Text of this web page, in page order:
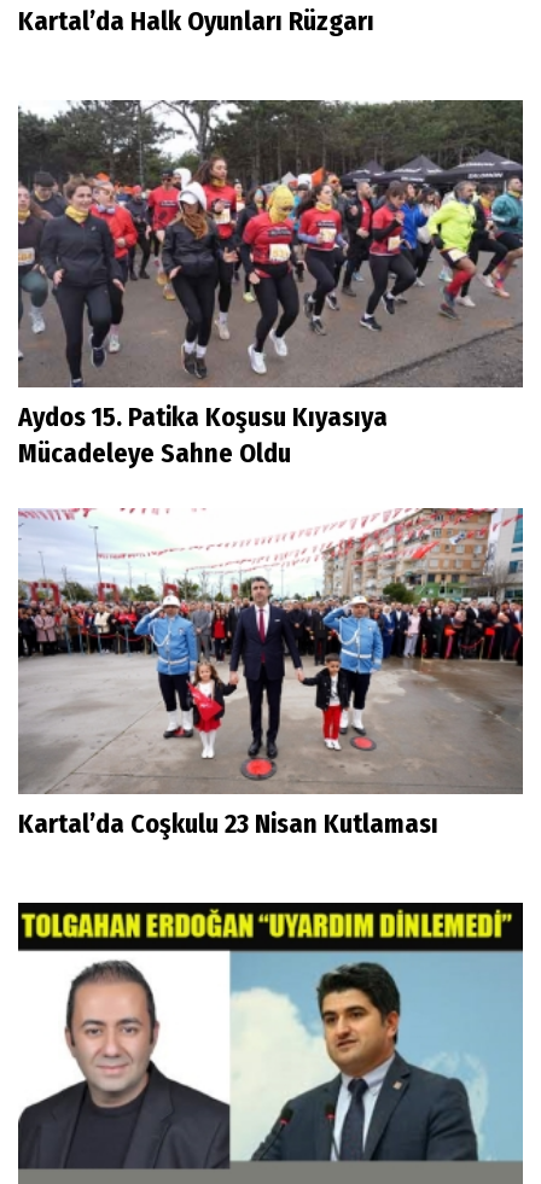
Kartal’da Halk Oyunları Rüzgarı
Aydos 15. Patika Koşusu Kıyasıya
Mücadeleye Sahne Oldu
Kartal’da Coşkulu 23 Nisan Kutlaması